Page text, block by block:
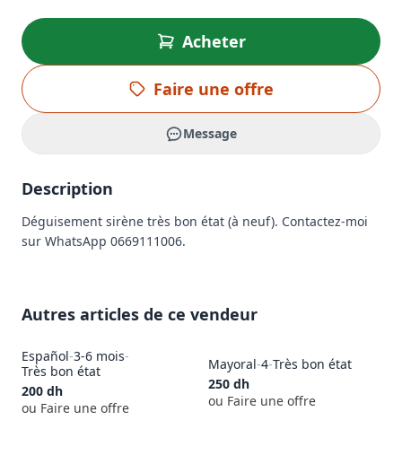
Acheter
Faire une offre
Message
Description
Déguisement sirène très bon état (à neuf). Contactez-moi
sur WhatsApp 0669111006.
Autres articles de ce vendeur
Español-3-6 mois-
Très bon état
200 dh
ou Faire une offre
Mayoral-4-Très bon état
250 dh
ou Faire une offre